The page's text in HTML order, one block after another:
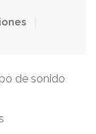
de sonido